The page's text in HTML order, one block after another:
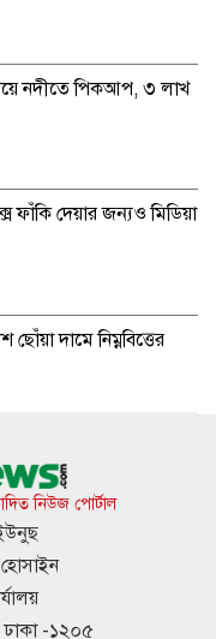
নদীতে পিকআপ, ৩ লাখ
ফাঁকি দেয়ার জন্যও মিডিয়া
দামে নিম্নবিত্তের
ছবি’ প্রেমিককে
৪ দিন ছুটির
নিউজ পোর্টাল
হোসাইন
ঢাকা -১২০৫